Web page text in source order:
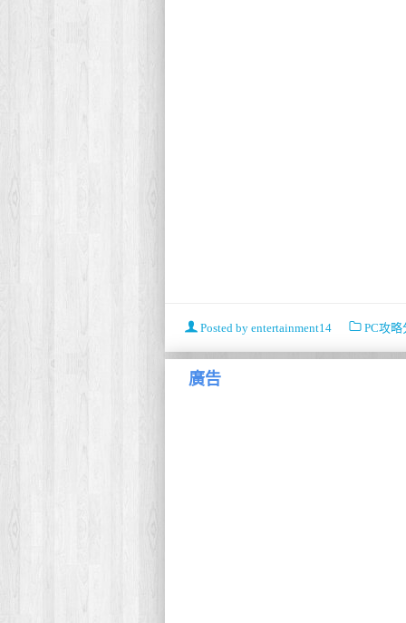
Posted by entertainment14 PC攻略
廣告